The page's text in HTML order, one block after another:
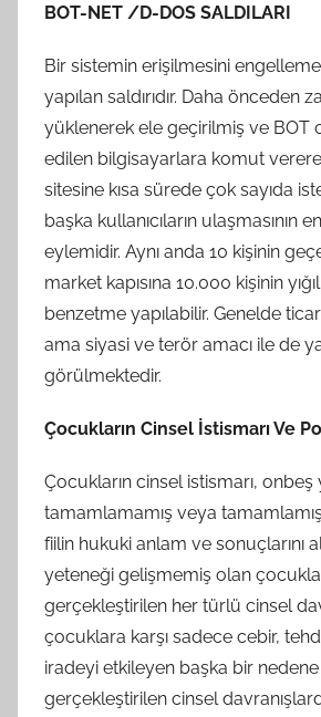
BOT-NET /D-DOS SALDILARI
Bir sistemin erişilmesini
yapılan saldırıdır. Daha önceden
yüklenerek ele geçirilmiş ve BOT
edilen bilgisayarlara komut
sitesine kısa sürede çok sayıda
başka kullanıcıların ulaşmasının
eylemidir. Aynı anda 10 kişinin
market kapısına 10.000 kişinin
benzetme yapılabilir. Genelde
ama siyasi ve terör amacı ile de
görülmektedir.
Çocukların Cinsel İstismarı Ve
Çocukların cinsel istismarı, onbeş
tamamlamamış veya
fiilin hukuki anlam ve sonuçlarını
yeteneği gelişmemiş olan
gerçekleştirilen her türlü cinsel
çocuklara karşı sadece cebir,
iradeyi etkileyen başka bir
gerçekleştirilen cinsel